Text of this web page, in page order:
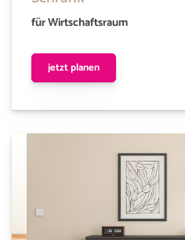
für Wirtschaftsraum
jetzt planen